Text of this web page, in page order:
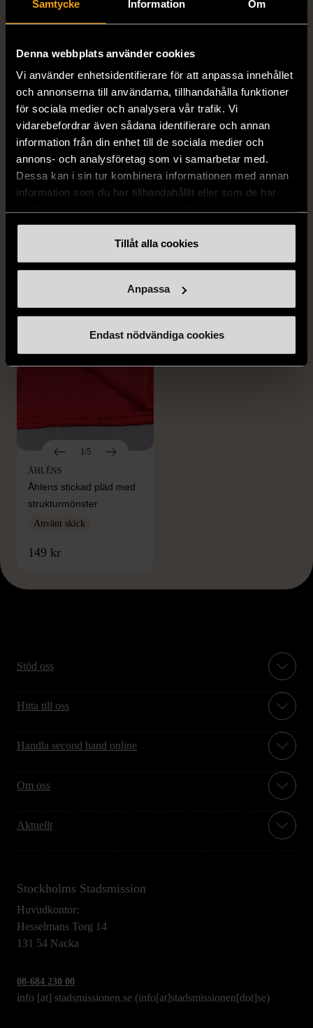
Samtycke Information Om
Denna webbplats använder cookies
Vi använder enhetsidentifierare för att anpassa innehållet
och annonserna till användarna, tillhandahålla funktioner
för sociala medier och analysera vår trafik. Vi
vidarebefordrar även sådana identifierare och annan
information från din enhet till de sociala medier och
annons- och analysföretag som vi samarbetar med.
Dessa kan i sin tur kombinera informationen med annan
information som du har tillhandahållit eller som de har
Tillåt alla cookies
Anpassa
Endast nödvändiga cookies
FRÅN SAMMA VARUMÄRKE
Hitta produkter från samma varumärke
1/5
Åhlens - Tempo - Rosa
Gott skick
1/5
Åhlens - Tempo - Lila
minigryta med lock
Gott skick
69 kr
1/5
ÅHLÉNS
Åhlens stickad pläd med
strukturmönster
Använt skick
149 kr
Stöd oss
Hitta till oss
Handla second hand online
Om oss
Aktuellt
Stockholms Stadsmission
Huvudkontor:
Hesselmans Torg 14
131 54 Nacka
08-684 230 00
info [at] stadsmissionen.se (info[at]stadsmissionen[dot]se)